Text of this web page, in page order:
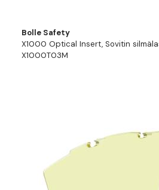
Bolle Safety
X1000 Optical Insert, Sovitin
X1000T03M